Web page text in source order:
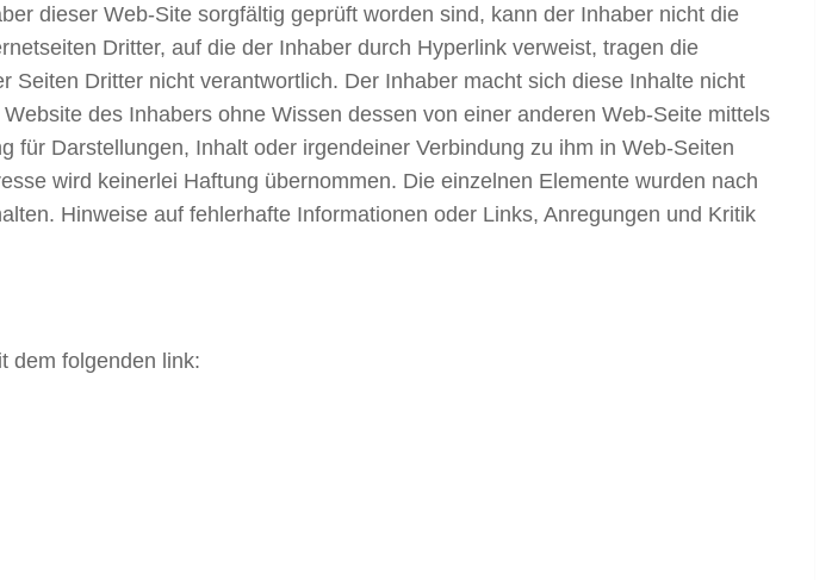
dieser Web-Site sorgfältig geprüft worden sind, kann der Inhaber nicht die
Dritter, auf die der Inhaber durch Hyperlink verweist, tragen die
Dritter nicht verantwortlich. Der Inhaber macht sich diese Inhalte nicht
des Inhabers ohne Wissen dessen von einer anderen Web-Seite mittels
Darstellungen, Inhalt oder irgendeiner Verbindung zu ihm in Web-Seiten
wird keinerlei Haftung übernommen. Die einzelnen Elemente wurden nach
Hinweise auf fehlerhafte Informationen oder Links, Anregungen und Kritik
dem folgenden link: